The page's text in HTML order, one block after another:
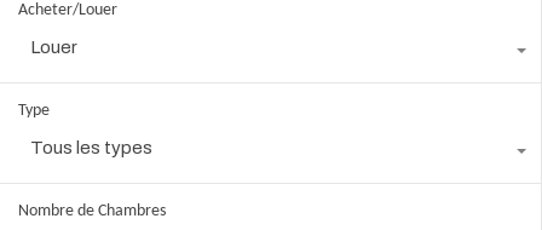
Acheter/Louer
Louer
Type
Tous les types
Nombre de Chambres